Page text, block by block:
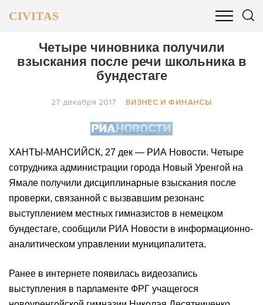
CIVITAS
ОБЩЕСТВО БИЗНЕС И ФИНАНСЫ
Четыре чиновника получили
взыскания после речи школьника в
бундестаге
27 декабря 2017 БИЗНЕС И ФИНАНСЫ
ХАНТЫ-МАНСИЙСК, 27 дек — РИА Новости. Четыре
сотрудника администрации города Новый Уренгой на
Ямале получили дисциплинарные взыскания после
проверки, связанной с вызвавшим резонанс
выступлением местных гимназистов в немецком
бундестаге, сообщили РИА Новости в информационно-
аналитическом управлении муниципалитета.
Ранее в интернете появилась видеозапись
выступления в парламенте ФРГ учащегося